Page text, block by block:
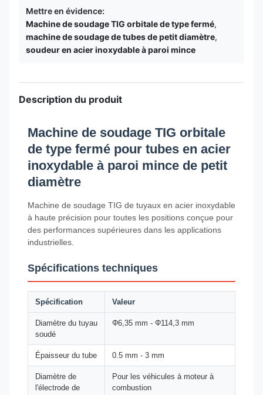
Mettre en évidence:
Machine de soudage TIG orbitale de type fermé,
machine de soudage de tubes de petit diamètre,
soudeur en acier inoxydable à paroi mince
Description du produit
Machine de soudage TIG orbitale
de type fermé pour tubes en acier
inoxydable à paroi mince de petit
diamètre
Machine de soudage TIG de tuyaux en acier inoxydable
à haute précision pour toutes les positions conçue pour
des performances supérieures dans les applications
industrielles.
Spécifications techniques
Spécification Valeur
Diamètre du tuyau
soudé
Φ6,35 mm - Φ114,3 mm
Épaisseur du tube 0.5 mm - 3 mm
Diamètre de
l'électrode de
Pour les véhicules à moteur à
combustion